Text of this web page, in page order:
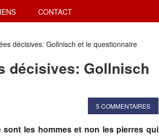
CONTACT
décisives: Gollnisch et le questionnaire
décisives: Gollnisch
5 COMMENTAIRES
sont les hommes et non les pierres qui